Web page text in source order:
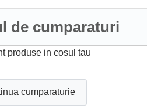
de cumparaturi
produse in cosul tau
cumparaturie
solarii